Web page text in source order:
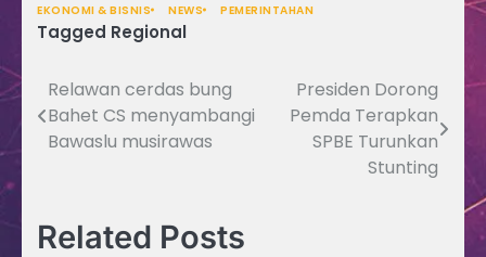
EKONOMI & BISNIS NEWS PEMERINTAHAN
Tagged Regional
Navigasi
pos
Relawan cerdas bung
Bahet CS menyambangi
Bawaslu musirawas
Presiden Dorong
Pemda Terapkan
SPBE Turunkan
Stunting
Related Posts